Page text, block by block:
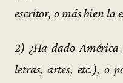
escritor, o más bien la
2) ¿Ha dado
letras, artes, etc.), o